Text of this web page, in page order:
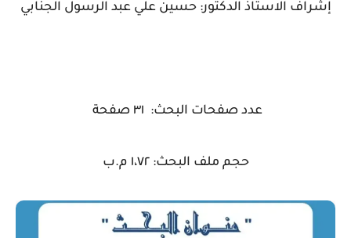
إشراف الاستاذ الدكتور: حسين علي عبد الرسول الجنابي
عدد صفحات البحث: ٣١ صفحة
حجم ملف البحث: ١،٧٢ م.ب